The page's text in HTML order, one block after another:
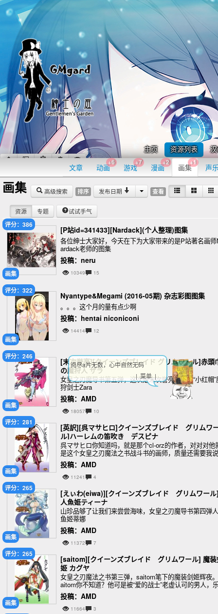
主页 资源列表
文章 动画
+6
游戏
+7
漫画
+2
画集
+1
声
画集 高级搜索 排序 发布日期 查看
资源 专题 试试手气
画集
评分：386
[P站id=341433][Nardack](个人整理)图集
各位绅士大家好，今天在下为大家带来的是P站著名画
ardack老师的图集
投稿：neru
10349 15
画集
评分：322
Nyantype&Megami (2016-05期) 杂志彩图图集
。。。这个月的量有点少啊
投稿：hentai niconiconi
14414 12
画集
评分：246
[末次誉亮][クイーンズブレイド グリムワール]赤頭
の魔狩人 ザラ
女皇之刃魔导书第五弹，这次是末次誉亮笔下的“小红帽”
狩剑士Zara
投稿：AMD
18057 10
画集
评分：281
[英訳][呉マサヒロ]クイーンズブレイド グリムワ
ル]ハーレムの笛吹き デスピナ
呉マサヒロ你知道吗，就是那个cl-orz的作者，对对对他
是这个女皇之刃魔法之书战斗书的画师，质量还需要我说
吗
投稿：AMD
11241 4
画集
评分：265
[えぃわ(eiwa)][クイーンズブレイド グリムワー
人魚姫ティーナ
山珍品够了让我们来尝尝海味，女皇之刃魔导书第四弹人
鱼姬蒂娜
投稿：AMD
11372 7
画集
评分：265
[saitom][クイーンズブレイド グリムワール] 魔装
姫 カグヤ
女皇之刃魔法之书第三弹，saitom笔下的魔装剑姬辉夜
aitom你不知道？他可是被“爱的战士”老虚认可的男人，
园追放中安吉拉的风姿可是让人久久就不能忘怀啊
投稿：AMD
11664 3
阅尽a片无数，心中自然无码
| 菜单 |